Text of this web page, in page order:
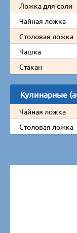
Ложка для соли
Чайная ложка
Столовая ложка
Чашка
Стакан
Кулинарные
Чайная ложка
Столовая ложка